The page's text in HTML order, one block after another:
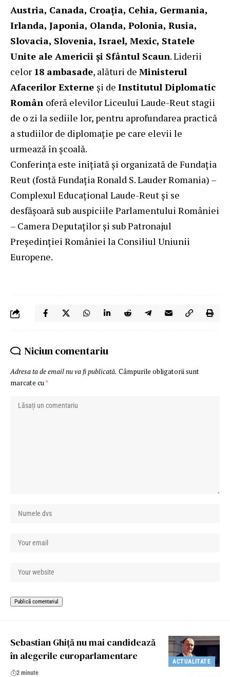
Austria, Canada, Croația, Cehia, Germania,
Irlanda, Japonia, Olanda, Polonia, Rusia,
Slovacia, Slovenia, Israel, Mexic, Statele
Unite ale Americii și Sfântul Scaun. Liderii
celor 18 ambasade, alături de Ministerul
Afacerilor Externe și de Institutul Diplomatic
Român oferă elevilor Liceului Laude-Reut stagii
de o zi la sediile lor, pentru aprofundarea practică
a studiilor de diplomație pe care elevii le
urmează în școală.
Conferința este inițiată și organizată de Fundația
Reut (fostă Fundația Ronald S. Lauder Romania) –
Complexul Educațional Laude-Reut și se
desfășoară sub auspiciile Parlamentului României
– Camera Deputaților și sub Patronajul
Președinției României la Consiliul Uniunii
Europene.
Niciun comentariu
Adresa ta de email nu va fi publicată. Câmpurile obligatorii sunt
marcate cu *
ACTUALITATE
Sebastian Ghiţă nu mai candidează
în alegerile europarlamentare
2 minute